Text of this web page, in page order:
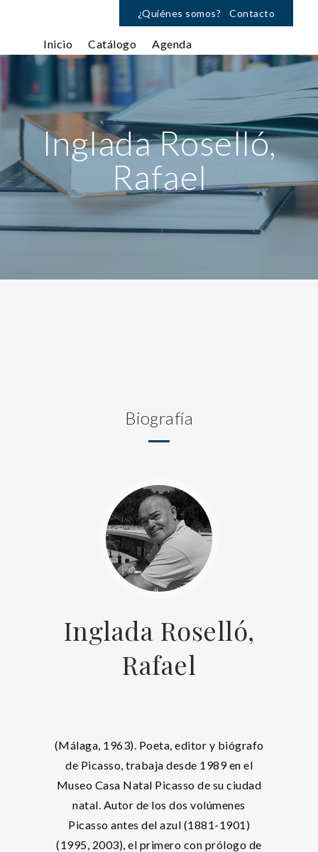
¿Quiénes somos? Contacto
Inicio Catálogo Agenda
Inglada Roselló,
Rafael
Biografía
Inglada Roselló,
Rafael
(Málaga, 1963). Poeta, editor y biógrafo
de Picasso, trabaja desde 1989 en el
Museo Casa Natal Picasso de su ciudad
natal. Autor de los dos volúmenes
Picasso antes del azul (1881-1901)
(1995, 2003), el primero con prólogo de